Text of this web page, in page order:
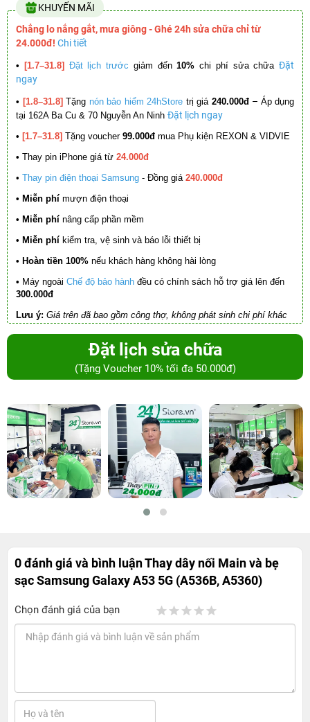
KHUYẾN MÃI
Chẳng lo nắng gắt, mưa giông - Ghé 24h sửa chữa chỉ từ
24.000đ! Chi tiết
• [1.7–31.8] Đặt lịch trước giảm đến10% chi phí sửa chữa Đặt
ngay
• [1.8–31.8] Tặng nón bảo hiểm 24hStore trị giá 240.000đ – Áp dụng
tại 162A Ba Cu & 70 Nguyễn An Ninh Đặt lịch ngay
• [1.7–31.8] Tặng voucher 99.000đ mua Phụ kiện REXON & VIDVIE
• Thay pin iPhone giá từ 24.000đ
• Thay pin điện thoại Samsung - Đồng giá 240.000đ
• Miễn phí mượn điện thoại
• Miễn phí nâng cấp phần mềm
• Miễn phí kiểm tra, vệ sinh và báo lỗi thiết bị
• Hoàn tiền 100% nếu khách hàng không hài lòng
• Máy ngoài Chế độ bảo hành đều có chính sách hỗ trợ giá lên đến
300.000đ
Lưu ý: Giá trên đã bao gồm công thợ, không phát sinh chi phí khác
Đặt lịch sửa chữa
(Tặng Voucher 10% tối đa 50.000đ)
0 đánh giá và bình luậnThay dây nối Main và bẹ
sạc Samsung Galaxy A53 5G (A536B, A5360)
Chọn đánh giá của bạn